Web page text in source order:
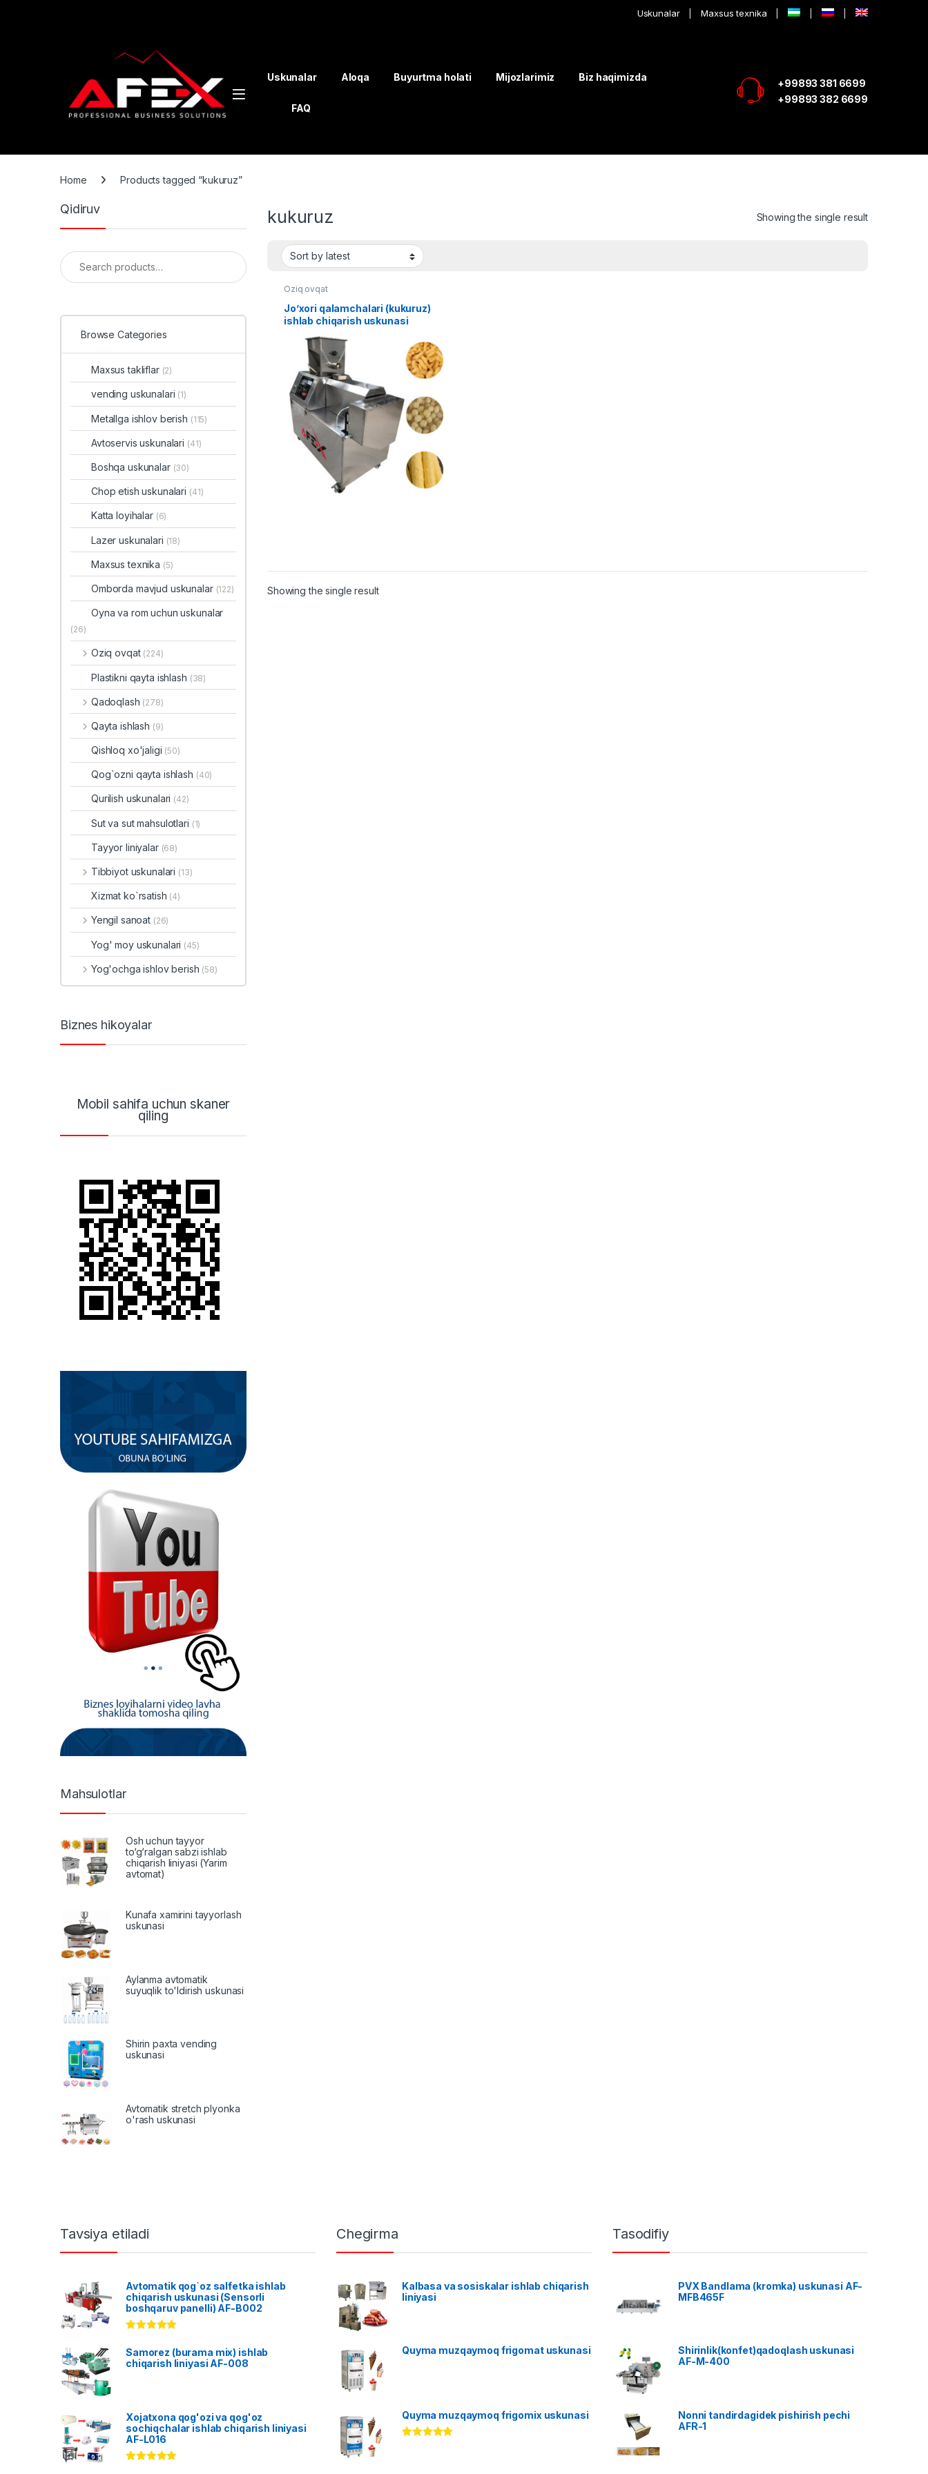
Uskunalar Maxsus texnika
Uskunalar Aloqa Buyurtma holati Mijozlarimiz Biz haqimizda
FAQ
+99893 381 6699
+99893 382 6699
Home Products tagged “kukuruz”
kukuruz Showing the single result
Oziq ovqat
Jo’xori qalamchalari (kukuruz)
ishlab chiqarish uskunasi
Showing the single result
Qidiruv
Search for:
Browse Categories
Maxsus takliflar (2)
vending uskunalari (1)
Metallga ishlov berish (115)
Avtoservis uskunalari (41)
Boshqa uskunalar (30)
Chop etish uskunalari (41)
Katta loyihalar (6)
Lazer uskunalari (18)
Maxsus texnika (5)
Omborda mavjud uskunalar (122)
Oyna va rom uchun uskunalar
(26)
Oziq ovqat (224)
Plastikni qayta ishlash (38)
Qadoqlash (278)
Qayta ishlash (9)
Qishloq xo'jaligi (50)
Qog`ozni qayta ishlash (40)
Qurilish uskunalari (42)
Sut va sut mahsulotlari (1)
Tayyor liniyalar (68)
Tibbiyot uskunalari (13)
Xizmat ko`rsatish (4)
Yengil sanoat (26)
Yog' moy uskunalari (45)
Yog'ochga ishlov berish (58)
Biznes hikoyalar
Mobil sahifa uchun skaner
qiling
Mahsulotlar
Osh uchun tayyor
to‘g‘ralgan sabzi ishlab
chiqarish liniyasi (Yarim
avtomat)
Kunafa xamirini tayyorlash
uskunasi
Aylanma avtomatik
suyuqlik to'ldirish uskunasi
Shirin paxta vending
uskunasi
Avtomatik stretch plyonka
o'rash uskunasi
Tavsiya etiladi
Avtomatik qog`oz salfetka ishlab
chiqarish uskunasi (Sensorli
boshqaruv panelli) AF-B002
out of 5
Samorez (burama mix) ishlab
chiqarish liniyasi AF-008
Xojatxona qog'ozi va qog'oz
sochiqchalar ishlab chiqarish liniyasi
AF-L016
Chegirma
Kalbasa va sosiskalar ishlab chiqarish
liniyasi
Quyma muzqaymoq frigomat uskunasi
Quyma muzqaymoq frigomix uskunasi
Tasodifiy
PVX Bandlama (kromka) uskunasi AF-
MFB465F
Shirinlik(konfet)qadoqlash uskunasi
AF-M-400
Nonni tandirdagidek pishirish pechi
AFR-1